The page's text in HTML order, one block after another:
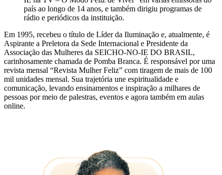
país ao longo de 14 anos, e também dirigiu programas de
rádio e periódicos da instituição.
Em 1995, recebeu o título de Líder da Iluminação e, atualmente, é
Aspirante a Preletora da Sede Internacional e Presidente da
Associação das Mulheres da SEICHO-NO-IE DO BRASIL,
carinhosamente chamada de Pomba Branca. É responsável por uma
revista mensal “Revista Mulher Feliz” com tiragem de mais de 100
mil unidades mensal. Sua trajetória une espiritualidade e
comunicação, levando ensinamentos e inspiração a milhares de
pessoas por meio de palestras, eventos e agora também em aulas
online.